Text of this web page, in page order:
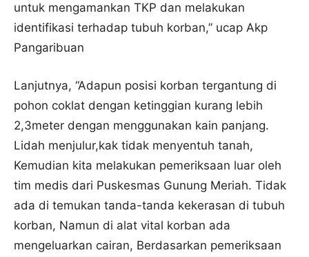
untuk mengamankan TKP dan melakukan
identifikasi terhadap tubuh korban,” ucap Akp
Pangaribuan
Lanjutnya, “Adapun posisi korban tergantung di
pohon coklat dengan ketinggian kurang lebih
2,3meter dengan menggunakan kain panjang.
Lidah menjulur,kak tidak menyentuh tanah,
Kemudian kita melakukan pemeriksaan luar oleh
tim medis dari Puskesmas Gunung Meriah. Tidak
ada di temukan tanda-tanda kekerasan di tubuh
korban, Namun di alat vital korban ada
mengeluarkan cairan, Berdasarkan pemeriksaan